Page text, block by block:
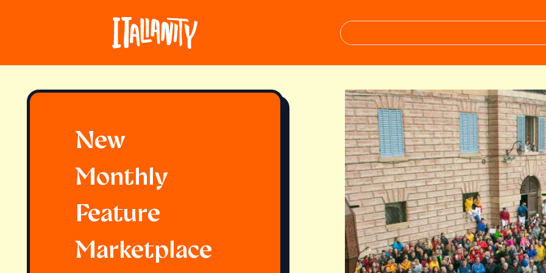
New
Monthly
Feature
Marketplace